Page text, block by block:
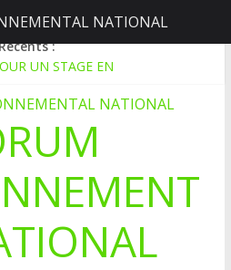
août 9, 2026
:
UN STAGE EN
: Benbere montre la voie
l’état de catastrophe nationale
20 jeunes à la protection de
handicapées lutte contre
métallique
NATIONAL